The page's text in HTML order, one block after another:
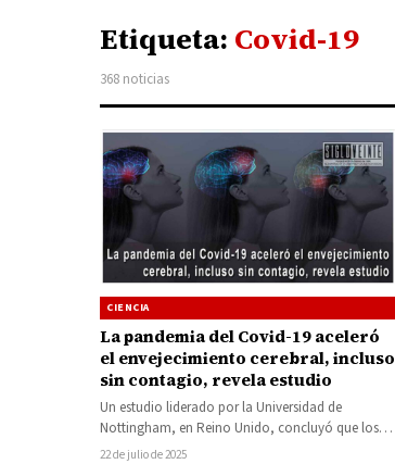
Etiqueta: Covid-19
368 noticias
CIENCIA
La pandemia del Covid-19 aceleró
el envejecimiento cerebral, incluso
sin contagio, revela estudio
Un estudio liderado por la Universidad de
Nottingham, en Reino Unido, concluyó que los
cerebros de las personas envejecieron más…
22 de julio de 2025